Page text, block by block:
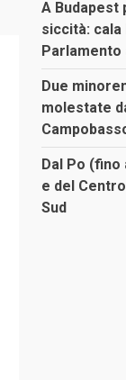
A Budapest
siccità:
Parlamento
Due
molestate
Dal Po (fino
e del
Sud